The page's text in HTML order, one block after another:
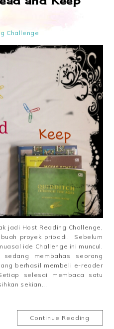
Challenge
jadi Host Reading Challenge,
proyek pribadi. Sebelum
ide Challenge ini muncul.
membahas seorang
berhasil membeli e-reader
selesai membaca satu
sekian...
Continue Reading